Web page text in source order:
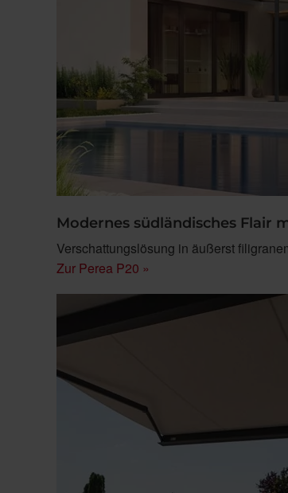
Modernes südländisches Flair
Verschattungslösung in äußerst
Zur Perea P20 »